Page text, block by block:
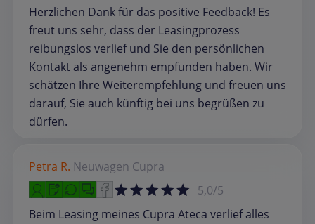
Herzlichen Dank für das positive Feedback! Es
freut uns sehr, dass der Leasingprozess
reibungslos verlief und Sie den persönlichen
Kontakt als angenehm empfunden haben. Wir
schätzen Ihre Weiterempfehlung und freuen uns
darauf, Sie auch künftig bei uns begrüßen zu
dürfen.
Petra R. Neuwagen Cupra
5,0/5
Beim Leasing meines Cupra Ateca verlief alles